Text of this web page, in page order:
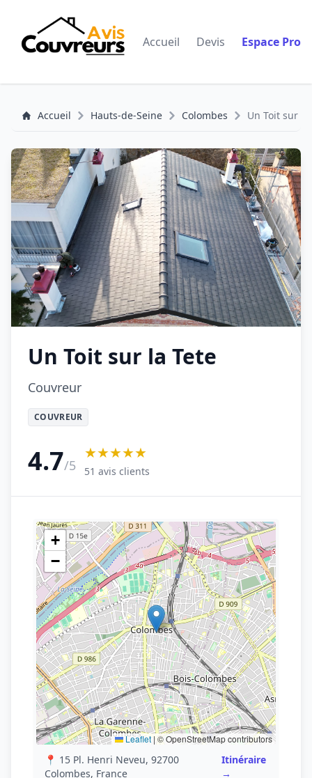
Accueil Devis Espace Pro
Accueil Hauts-de-Seine Colombes Un Toit sur la
Un Toit sur la Tete
Couvreur
COUVREUR
4.7/5
★★★★★
51 avis clients
+
−
Leaflet |© OpenStreetMap contributors
📍 15 Pl. Henri Neveu, 92700
Colombes, France
Itinéraire
→